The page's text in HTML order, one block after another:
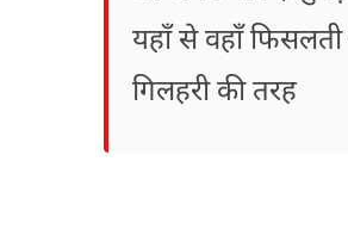
यहाँ से वहाँ फिसलती
गिलहरी की तरह